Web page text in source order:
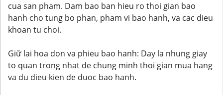
cua san pham. Dam bao ban hieu ro thoi gian bao
hanh cho tung bo phan, pham vi bao hanh, va cac dieu
khoan tu choi.
Giữ lai hoa don va phieu bao hanh: Day la nhung giay
to quan trong nhat de chung minh thoi gian mua hang
va du dieu kien de duoc bao hanh.